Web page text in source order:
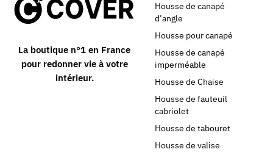
La boutique n°1 en France
pour redonner vie à votre
intérieur.
Housse de canapé
d’angle
Housse pour canapé
Housse de canapé
imperméable
Housse de Chaise
Housse de fauteuil
cabriolet
Housse de tabouret
Housse de valise